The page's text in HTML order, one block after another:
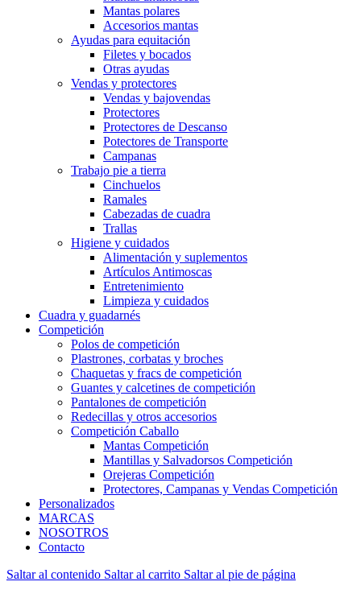
Mantas polares
Accesorios mantas
Ayudas para equitación
Filetes y bocados
Otras ayudas
Vendas y protectores
Vendas y bajovendas
Protectores
Protectores de Descanso
Potectores de Transporte
Campanas
Trabajo pie a tierra
Cinchuelos
Ramales
Cabezadas de cuadra
Trallas
Higiene y cuidados
Alimentación y suplementos
Artículos Antimoscas
Entretenimiento
Limpieza y cuidados
Cuadra y guadarnés
Competición
Polos de competición
Plastrones, corbatas y broches
Chaquetas y fracs de competición
Guantes y calcetines de competición
Pantalones de competición
Redecillas y otros accesorios
Competición Caballo
Mantas Competición
Mantillas y Salvadorsos Competición
Orejeras Competición
Protectores, Campanas y Vendas Competición
Personalizados
MARCAS
NOSOTROS
Contacto
Saltar al contenido Saltar al carrito Saltar al pie de página